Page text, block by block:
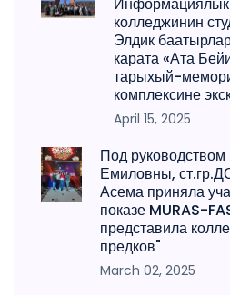
колледжинин
Элдик
карата «Ата
тарыхый-
комплексине
April 15, 2025
Под
Емиловны,
Асема приняла
показе MURAS-
представила
предков"
March 02, 2025